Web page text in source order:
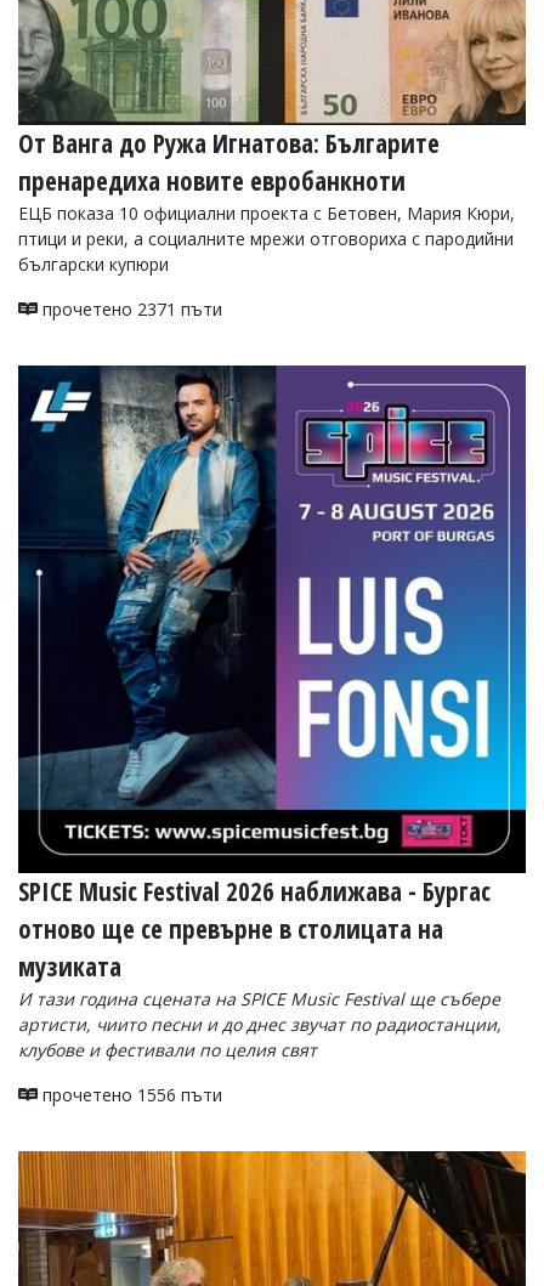
От Ванга до Ружа Игнатова: Българите
пренаредиха новите евробанкноти
ЕЦБ показа 10 официални проекта с Бетовен, Мария Кюри,
птици и реки, а социалните мрежи отговориха с пародийни
български купюри
прочетено 2371 пъти
SPICE Music Festival 2026 наближава - Бургас
отново ще се превърне в столицата на
музиката
И тази година сцената на SPICE Music Festival ще събере
артисти, чиито песни и до днес звучат по радиостанции,
клубове и фестивали по целия свят
прочетено 1556 пъти